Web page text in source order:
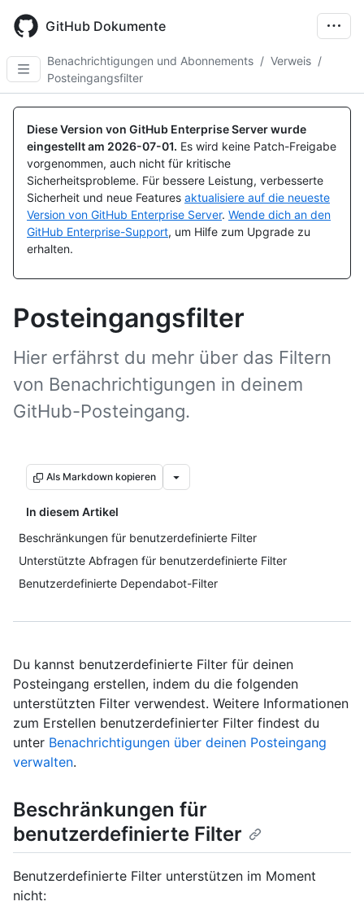
main
content
GitHub Dokumente
Benachrichtigungen und Abonnements / Verweis /
Posteingangsfilter
Diese Version von GitHub Enterprise Server wurde
eingestellt am 2026-07-01. Es wird keine Patch-Freigabe
vorgenommen, auch nicht für kritische
Sicherheitsprobleme. Für bessere Leistung, verbesserte
Sicherheit und neue Features aktualisiere auf die neueste
Version von GitHub Enterprise Server. Wende dich an den
GitHub Enterprise-Support, um Hilfe zum Upgrade zu
erhalten.
Posteingangsfilter
Hier erfährst du mehr über das Filtern
von Benachrichtigungen in deinem
GitHub-Posteingang.
Als Markdown kopieren
In diesem Artikel
Beschränkungen für benutzerdefinierte Filter
Unterstützte Abfragen für benutzerdefinierte Filter
Benutzerdefinierte Dependabot-Filter
Du kannst benutzerdefinierte Filter für deinen
Posteingang erstellen, indem du die folgenden
unterstützten Filter verwendest. Weitere Informationen
zum Erstellen benutzerdefinierter Filter findest du
unter Benachrichtigungen über deinen Posteingang
verwalten.
Beschränkungen für
benutzerdefinierte Filter
Benutzerdefinierte Filter unterstützen im Moment
nicht: